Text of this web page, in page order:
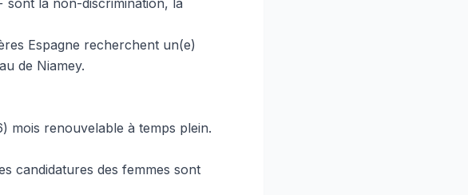
sont la non-discrimination, la
Espagne recherchent un(e)
de Niamey.
mois renouvelable à temps plein.
candidatures des femmes sont